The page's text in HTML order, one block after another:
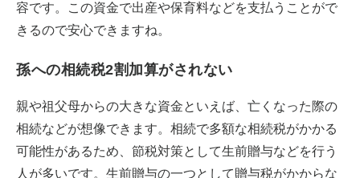
容です。この資金で出産や保育料などを支払うことがで
きるので安心できますね。
孫への相続税2割加算がされない
親や祖父母からの大きな資金といえば、亡くなった際の
相続などが想像できます。相続で多額な相続税がかかる
可能性があるため、節税対策として生前贈与などを行う
人が多いです。生前贈与の一つとして贈与税がかからな